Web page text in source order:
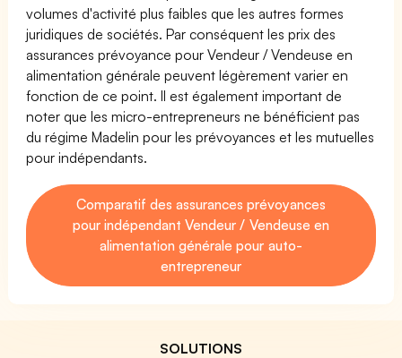
volumes d'activité plus faibles que les autres formes
juridiques de sociétés. Par conséquent les prix des
assurances prévoyance pour Vendeur / Vendeuse en
alimentation générale peuvent légèrement varier en
fonction de ce point. Il est également important de
noter que les micro-entrepreneurs ne bénéficient pas
du régime Madelin pour les prévoyances et les mutuelles
pour indépendants.
Comparatif des assurances prévoyances
pour indépendant Vendeur / Vendeuse en
alimentation générale pour auto-
entrepreneur
SOLUTIONS